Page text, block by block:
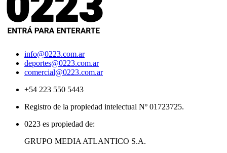
info@0223.com.ar
deportes@0223.com.ar
comercial@0223.com.ar
+54 223 550 5443
Registro de la propiedad intelectual Nº 01723725.
0223 es propiedad de:
GRUPO MEDIA ATLANTICO S.A.